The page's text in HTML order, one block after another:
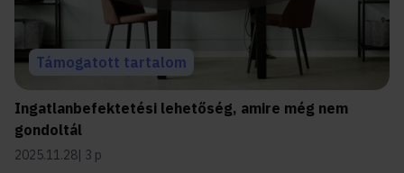
Támogatott tartalom
Ingatlanbefektetési lehetőség, amire még nem
gondoltál
2025.11.28 3 p